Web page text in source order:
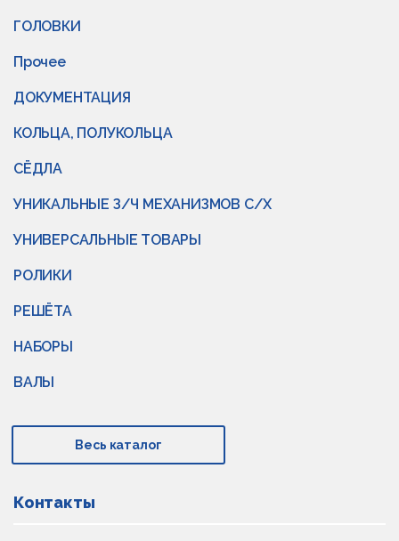
ГОЛОВКИ
Прочее
ДОКУМЕНТАЦИЯ
КОЛЬЦА, ПОЛУКОЛЬЦА
СЁДЛА
УНИКАЛЬНЫЕ З/Ч МЕХАНИЗМОВ С/Х
УНИВЕРСАЛЬНЫЕ ТОВАРЫ
РОЛИКИ
РЕШЁТА
НАБОРЫ
ВАЛЫ
Весь каталог
Контакты